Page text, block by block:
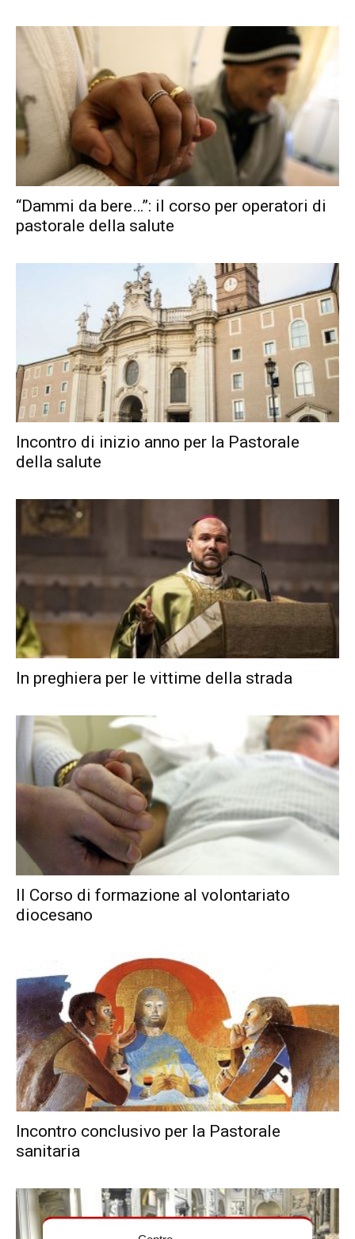
“Dammi da bere…”: il corso per operatori di
pastorale della salute
Incontro di inizio anno per la Pastorale
della salute
In preghiera per le vittime della strada
Il Corso di formazione al volontariato
diocesano
Incontro conclusivo per la Pastorale
sanitaria